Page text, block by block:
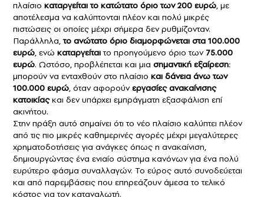
πλαίσιο καταργείται το κατώτατο όριο των 200 ευρώ, με
αποτέλεσμα να καλύπτονται πλέον και πολύ μικρές
πιστώσεις οι οποίες μέχρι σήμερα δεν ρυθμίζονταν.
Παράλληλα,το ανώτατο όριο διαμορφώνεται στα 100.000
ευρώ, ενώ καταργείταιτο προηγούμενο όριο των 75.000
ευρώ. Ωστόσο, προβλέπεται και μια σημαντική εξαίρεση:
μπορούν να ενταχθούν στο πλαίσιο και δάνεια άνω των
100.000 ευρώ, όταν αφορούνεργασίες ανακαίνισης
κατοικίαςκαι δεν υπάρχει εμπράγματη εξασφάλιση επί
ακινήτου.
Στην πράξη αυτό σημαίνει ότι το νέο πλαίσιο καλύπτει πλέον
από τις πιο μικρές καθημερινές αγορές μέχρι μεγαλύτερες
χρηματοδοτήσεις για ανάγκες όπως η ανακαίνιση,
δημιουργώντας ένα ενιαίο σύστημα κανόνων για ένα πολύ
ευρύτερο φάσμα συναλλαγών. Το εύρος αυτό συνοδεύεται
και από παρεμβάσεις που επηρεάζουν άμεσα το τελικό
κόστος για τον καταναλωτή.